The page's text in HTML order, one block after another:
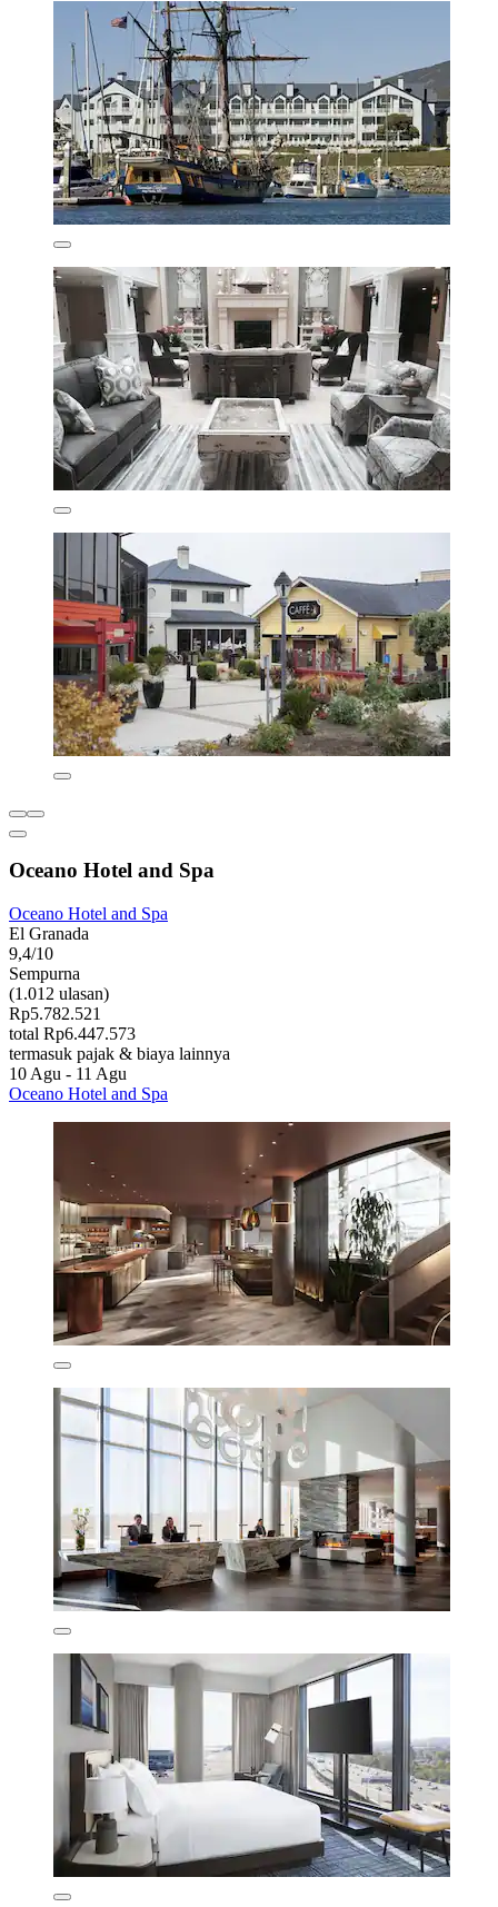
Oceano Hotel and Spa
Oceano Hotel and Spa
El Granada
9,4/10
Sempurna
(1.012 ulasan)
Rp5.782.521
total Rp6.447.573
termasuk pajak & biaya lainnya
10 Agu - 11 Agu
Oceano Hotel and Spa